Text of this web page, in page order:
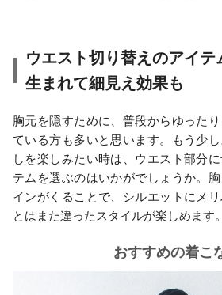
ウエスト切り替えのアイ
生まれて細見え効果も
胸元を隠すために、普段からゆった
ている方も多いと思います。もう少
しを楽しみたい時は、ウエスト部分
テムを選ぶのはいかがでしょうか。
インがくることで、シルエットにメ
とはまた違ったスタイルが楽しめます。
おすすめの着こ